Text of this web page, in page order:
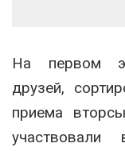
На первом
друзей,
приема